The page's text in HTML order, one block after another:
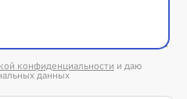
конфиденциальности и даю
данных